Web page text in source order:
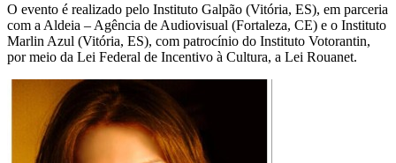
O evento é realizado pelo Instituto Galpão (Vitória, ES), em parceria
com a Aldeia – Agência de Audiovisual (Fortaleza, CE) e o Instituto
Marlin Azul (Vitória, ES), com patrocínio do Instituto Votorantin,
por meio da Lei Federal de Incentivo à Cultura, a Lei Rouanet.